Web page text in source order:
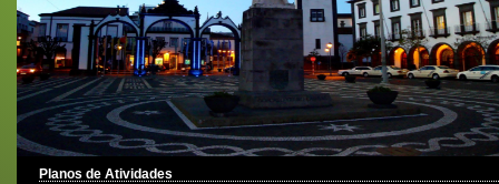
Planos de Atividades